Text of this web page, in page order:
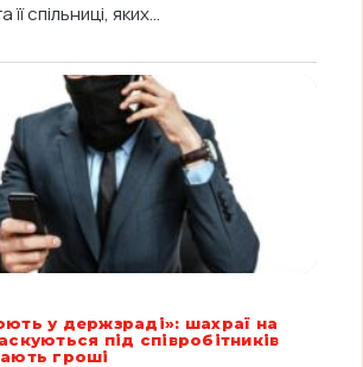
спільниці, яких...
у держзраді»: шахраї на
під співробітників
гроші